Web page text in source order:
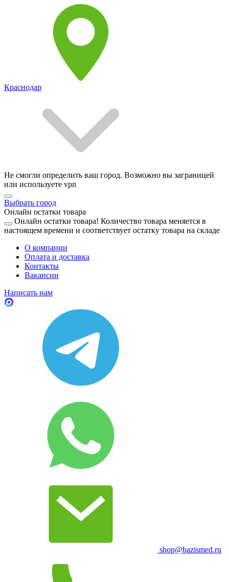
Краснодар
Не смогли определить ваш город. Возможно вы заграницей
или используете vpn
Выбрать город
Онлайн остатки товара
Онлайн остатки товара! Количество товара меняется в
настоящем времени и соответствует остатку товара на складе
О компании
Оплата и доставка
Контакты
Вакансии
Написать нам
shop@bazismed.ru